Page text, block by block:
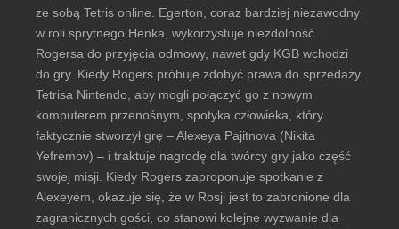
ze sobą Tetris online. Egerton, coraz bardziej niezawodny
w roli sprytnego Henka, wykorzystuje niezdolność
Rogersa do przyjęcia odmowy, nawet gdy KGB wchodzi
do gry. Kiedy Rogers próbuje zdobyć prawa do sprzedaży
Tetrisa Nintendo, aby mogli połączyć go z nowym
komputerem przenośnym, spotyka człowieka, który
faktycznie stworzył grę – Alexeya Pajitnova (Nikita
Yefremov) – i traktuje nagrodę dla twórcy gry jako część
swojej misji. Kiedy Rogers zaproponuje spotkanie z
Alexeyem, okazuje się, że w Rosji jest to zabronione dla
zagranicznych gości, co stanowi kolejne wyzwanie dla